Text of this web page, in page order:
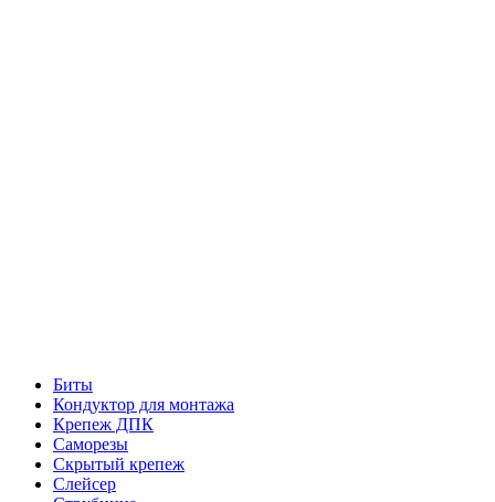
Биты
Кондуктор для монтажа
Крепеж ДПК
Саморезы
Скрытый крепеж
Слейсер